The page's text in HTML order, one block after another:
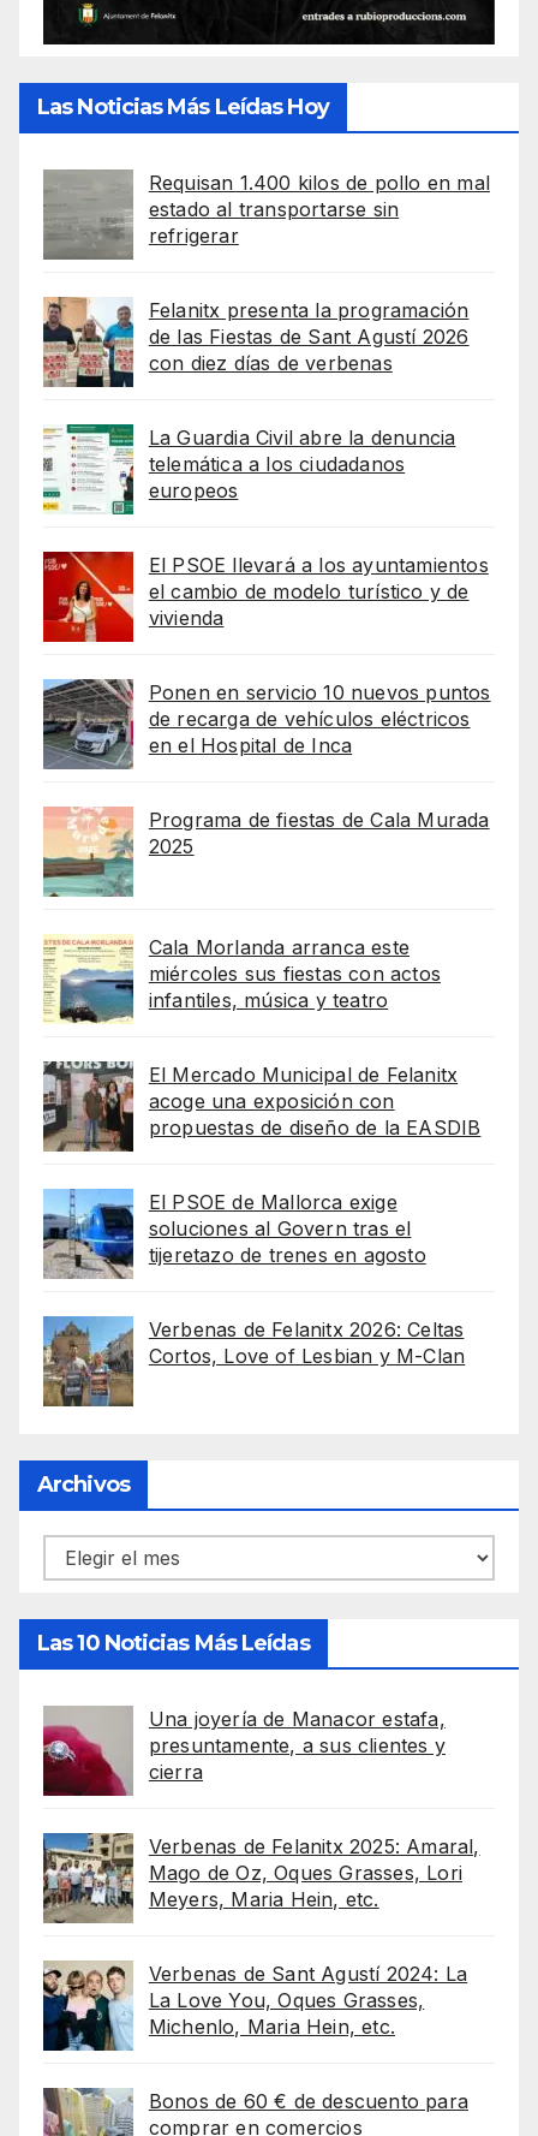
Las Noticias Más Leídas Hoy
Requisan 1.400 kilos de pollo en mal
estado al transportarse sin
refrigerar
Felanitx presenta la programación
de las Fiestas de Sant Agustí 2026
con diez días de verbenas
La Guardia Civil abre la denuncia
telemática a los ciudadanos
europeos
El PSOE llevará a los ayuntamientos
el cambio de modelo turístico y de
vivienda
Ponen en servicio 10 nuevos puntos
de recarga de vehículos eléctricos
en el Hospital de Inca
Programa de fiestas de Cala Murada
2025
Cala Morlanda arranca este
miércoles sus fiestas con actos
infantiles, música y teatro
El Mercado Municipal de Felanitx
acoge una exposición con
propuestas de diseño de la EASDIB
El PSOE de Mallorca exige
soluciones al Govern tras el
tijeretazo de trenes en agosto
Verbenas de Felanitx 2026: Celtas
Cortos, Love of Lesbian y M-Clan
Archivos
Archivos
Las 10 Noticias Más Leídas
Una joyería de Manacor estafa,
presuntamente, a sus clientes y
cierra
Verbenas de Felanitx 2025: Amaral,
Mago de Oz, Oques Grasses, Lori
Meyers, Maria Hein, etc.
Verbenas de Sant Agustí 2024: La
La Love You, Oques Grasses,
Michenlo, Maria Hein, etc.
Bonos de 60 € de descuento para
comprar en comercios